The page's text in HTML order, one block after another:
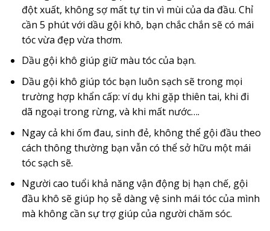
đột xuất, không sợ mất tự tin vì mùi của da đầu. Chỉ
cần 5 phút với dầu gội khô, bạn chắc chắn sẽ có mái
tóc vừa đẹp vừa thơm.
Dầu gội khô giúp giữ màu tóc của bạn.
Dầu gội khô giúp tóc bạn luôn sạch sẽ trong mọi
trường hợp khẩn cấp: ví dụ khi gặp thiên tai, khi đi
dã ngoại trong rừng, và khi mất nước….
Ngay cả khi ốm đau, sinh đẻ, không thể gội đầu theo
cách thông thường bạn vẫn có thể sở hữu một mái
tóc sạch sẽ.
Người cao tuổi khả năng vận động bị hạn chế, gội
đầu khô sẽ giúp họ sễ dàng vệ sinh mái tóc của mình
mà không cần sự trợ giúp của người chăm sóc.